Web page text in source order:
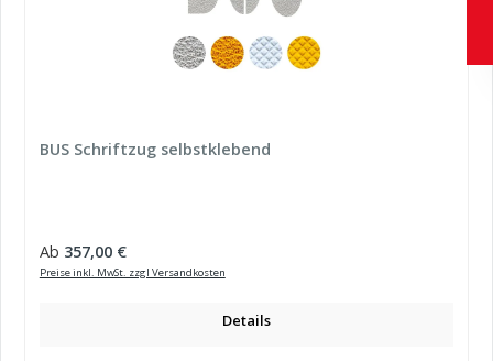
BUS Schriftzug selbstklebend
Regulärer Preis:
Ab 357,00 €
Preise inkl. MwSt. zzgl Versandkosten
Details